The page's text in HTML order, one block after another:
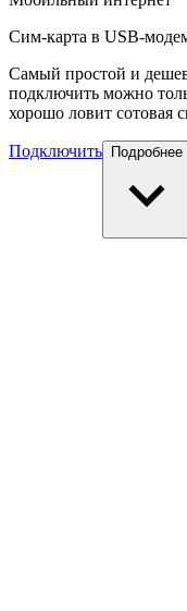
Сим-карта в USB-
Самый простой и
подключить можно
хорошо ловит сотовая
Подключить Подробнее